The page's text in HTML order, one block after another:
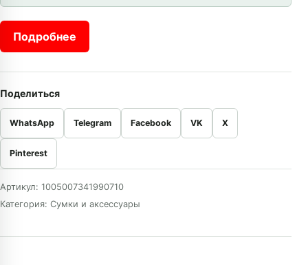
Подробнее
Поделиться
WhatsApp Telegram Facebook VK X
Pinterest
Артикул: 1005007341990710
Категория: Сумки и аксессуары